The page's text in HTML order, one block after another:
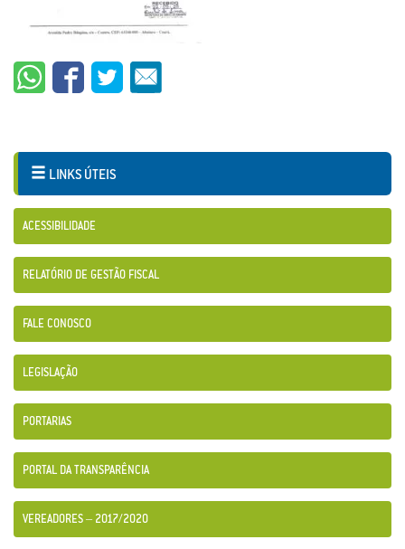
LINKS ÚTEIS
ACESSIBILIDADE
RELATÓRIO DE GESTÃO FISCAL
FALE CONOSCO
LEGISLAÇÃO
PORTARIAS
PORTAL DA TRANSPARÊNCIA
VEREADORES – 2017/2020